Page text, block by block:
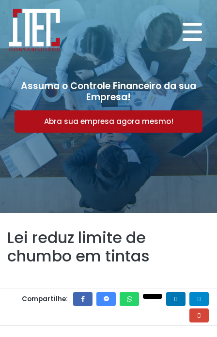
Assuma o Controle Financeiro da sua
Empresa!
Abra sua empresa agora mesmo!
Lei reduz limite de
chumbo em tintas
Compartilhe: